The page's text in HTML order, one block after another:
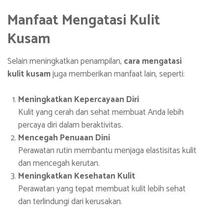
Manfaat Mengatasi Kulit
Kusam
Selain meningkatkan penampilan, cara mengatasi
kulit kusamjuga memberikan manfaat lain, seperti:
Meningkatkan Kepercayaan Diri
Kulit yang cerah dan sehat membuat Anda lebih
percaya diri dalam beraktivitas.
Mencegah Penuaan Dini
Perawatan rutin membantu menjaga elastisitas kulit
dan mencegah kerutan.
Meningkatkan Kesehatan Kulit
Perawatan yang tepat membuat kulit lebih sehat
dan terlindungi dari kerusakan.